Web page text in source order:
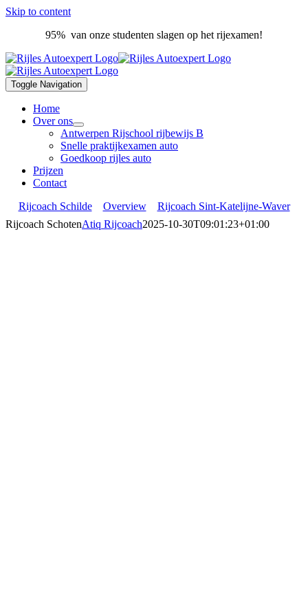
Skip to content
95% van onze studenten slagen op het rijexamen!
Toggle Navigation
Home
Over ons
Antwerpen Rijschool rijbewijs B
Snelle praktijkexamen auto
Goedkoop rijles auto
Prijzen
Contact
Rijcoach Schilde
Overview
Rijcoach Sint-Katelijne-Waver
Rijcoach SchotenAtiq Rijcoach2025-10-30T09:01:23+01:00